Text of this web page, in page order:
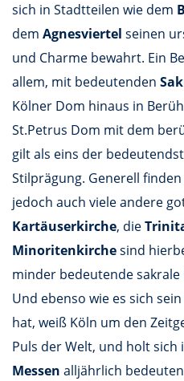
sich in Stadtteilen wie dem
dem Agnesviertel seinen
und Charme bewahrt. Ein
allem, mit bedeutenden
Kölner Dom hinaus in
St.Petrus Dom mit dem
gilt als eins der
Stilprägung. Generell
jedoch auch viele andere
Kartäuserkirche, die
Minoritenkirchesind
minder bedeutende sakrale
Und ebenso wie es sich
hat, weiß Köln um den
Puls der Welt, und holt
Messen alljährlich